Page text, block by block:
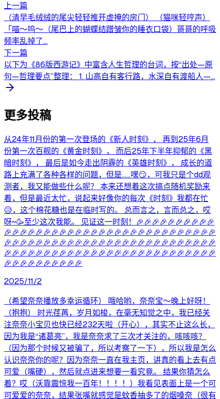
上一篇
（清早毛绒绒的尾尖轻轻推开虚掩的房门） （猫咪轻哼声）
「喵～呜～（尾巴上的蝴蝶结蹭皱你的睡衣口袋）哥哥的呼吸
频率乱掉了...
下一篇
以下为《86版西游记》中富含人生哲理的台词，按“出处—原
句—哲理要点”整理： 1. 山高自有客行路，水深自有渡船人—...
更多投稿
从24年11月份的第一次登场的《新人时刻》， 再到25年6月
份第一次百舰的《黄金时刻》， 而后25年下半年抑郁的《黑
暗时刻》， 最后是如今走出阴霾的《英雄时刻》， 成长的道
路上充满了各种各样的问题，但是……嘿😏，可我只是个dd观
测者，我又能做些什么呢？ 本来还想着这次搞点随机奖励来
着，但是最近太忙，说起来好像你的每次《时刻》我都在忙
😥，这个棉花糖也是在临时写的。 总而言之，言而总之，哎
呀~🥳至少这次我能。 见证这一时刻！🎉🎉🎉🎉🎉🎉🎉🎉🎉🎉
🎉🎉🎉🎉🎉🎉🎉🎉🎉🎉🎉🎉🎉🎉🎉🎉🎉🎉🎉🎉🎉🎉🎉🎉🎉🎉🎉
🎉🎉🎉🎉🎉🎉🎉🎉🎉🎉🎉🎉🎉🎉🎉🎉🎉🎉🎉🎉🎉🎉🎉🎉🎉🎉🎉
🎉🎉🎉🎉🎉🎉🎉🎉🎉🎉🎉🎉🎉🎉🎉🎉🎉🎉🎉🎉🎉🎉🎉🎉🎉🎉🎉
🎉🎉🎉🎉🎉🎉🎉🎉🎉🎉
2025/11/2
（希望奈奈播放多幸运循环） 哦哈哟，奈奈宝～晚上好呀！
（抱抱） 时光荏苒，岁月如梭，在毫无知觉之中，我已经关
注奈奈小宝贝也快已经232天啦（开心），其实不止这么长，
因为我是“诸葛亮”，我是奈奈求了三次才关注的，咳咳咳？
（因为那个时候又被骗了，所以考察了一下），所以我是怎么
认识奈奈你的呢？因为奈奈一直在我主页，讲真的看上去有点
可爱（嘴硬），然后就点进来想要一看究竟。 结果你猜怎么
着？哎（沃靠震惊我一百年！！！！）我看见表面上是一个可
可爱爱的奈奈，结果张嘴就感觉是蚊香抽多了的烟嗓奈（很有